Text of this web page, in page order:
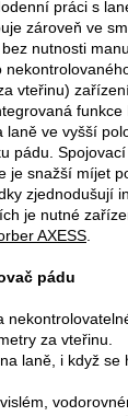
práci s
zároveň ve
nutnosti
vteřinu)
funkce
laně ve vyšší
pádu.
je snažší míjet
zjednodušují
je nutné
AXESS
pádu
za vteřinu.
laně, i když se